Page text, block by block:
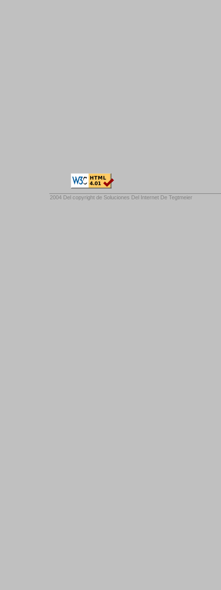
2004 Del copyright de Soluciones Del Internet De Tegtmeier